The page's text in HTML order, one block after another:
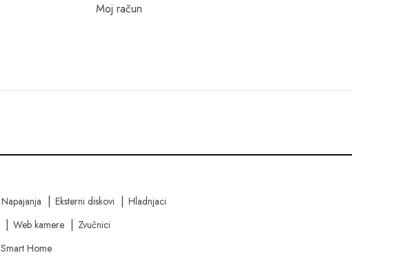
Moj račun
Napajanja Eksterni diskovi
Hladnjaci
Web kamere
Zvučnici
Smart Home